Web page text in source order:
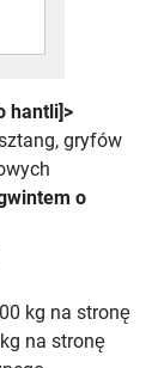
hantli]>
gryfów
o
kg na stronę
na stronę